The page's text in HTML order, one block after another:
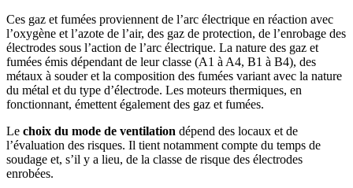
Ces gaz et fumées proviennent de l’arc électrique en réaction avec
l’oxygène et l’azote de l’air, des gaz de protection, de l’enrobage des
électrodes sous l’action de l’arc électrique. La nature des gaz et
fumées émis dépendant de leur classe (A1 à A4, B1 à B4), des
métaux à souder et la composition des fumées variant avec la nature
du métal et du type d’électrode. Les moteurs thermiques, en
fonctionnant, émettent également des gaz et fumées.
Le choix du mode de ventilation dépend des locaux et de
l’évaluation des risques. Il tient notamment compte du temps de
soudage et, s’il y a lieu, de la classe de risque des électrodes
enrobées.